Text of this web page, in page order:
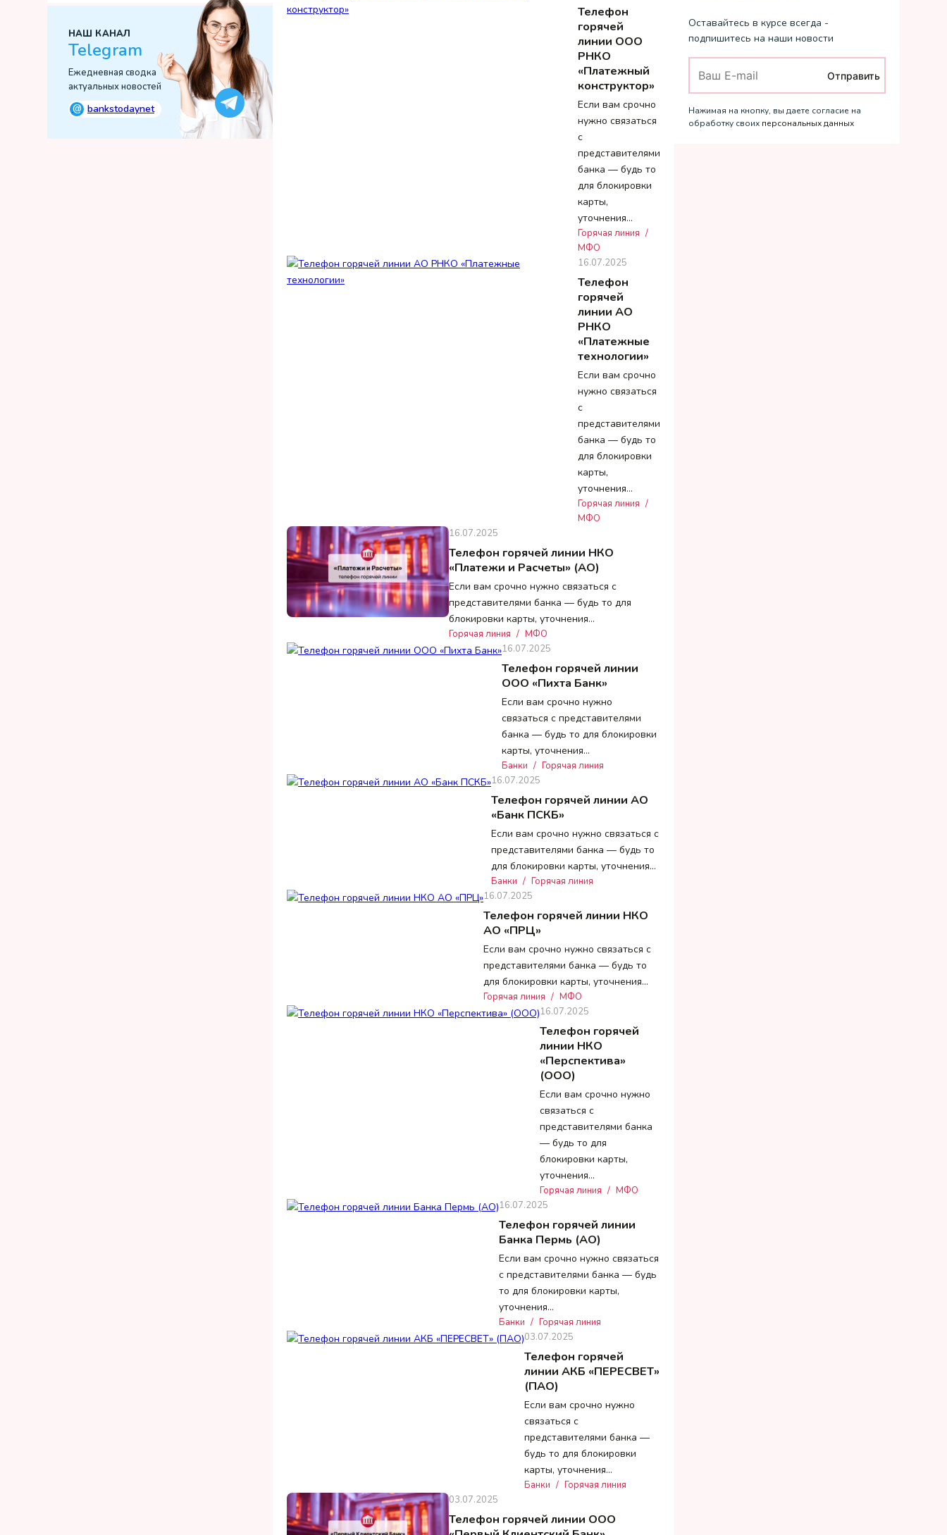
НАШ КАНАЛ
Telegram
Ежедневная сводка
актуальных новостей
@ bankstodaynet
Телефон
горячей
линии ООО
РНКО
«Платежный
конструктор»
Если вам срочно
нужно связаться
с
представителями
банка — будь то
для блокировки
карты,
уточнения…
Горячая линия /
МФО
16.07.2025
Телефон
горячей
линии АО
РНКО
«Платежные
технологии»
Если вам срочно
нужно связаться
с
представителями
банка — будь то
для блокировки
карты,
уточнения…
Горячая линия /
МФО
16.07.2025
Телефон горячей линии НКО
«Платежи и Расчеты» (АО)
Если вам срочно нужно связаться с
представителями банка — будь то для
блокировки карты, уточнения…
Горячая линия / МФО
16.07.2025
Телефон горячей линии
ООО «Пихта Банк»
Если вам срочно нужно
связаться с представителями
банка — будь то для блокировки
карты, уточнения…
Банки / Горячая линия
16.07.2025
Телефон горячей линии АО
«Банк ПСКБ»
Если вам срочно нужно связаться с
представителями банка — будь то
для блокировки карты, уточнения…
Банки / Горячая линия
16.07.2025
Телефон горячей линии НКО
АО «ПРЦ»
Если вам срочно нужно связаться с
представителями банка — будь то
для блокировки карты, уточнения…
Горячая линия / МФО
16.07.2025
Телефон горячей
линии НКО
«Перспектива»
(ООО)
Если вам срочно нужно
связаться с
представителями банка
— будь то для
блокировки карты,
уточнения…
Горячая линия / МФО
16.07.2025
Телефон горячей линии
Банка Пермь (АО)
Если вам срочно нужно связаться
с представителями банка — будь
то для блокировки карты,
уточнения…
Банки / Горячая линия
03.07.2025
Телефон горячей
линии АКБ «ПЕРЕСВЕТ»
(ПАО)
Если вам срочно нужно
связаться с
представителями банка —
будь то для блокировки
карты, уточнения…
Банки / Горячая линия
03.07.2025
Телефон горячей линии ООО
Оставайтесь в курсе всегда -
подпишитесь на наши новости
Отправить
Нажимая на кнопку, вы даете согласие на
обработку своих персональных данных